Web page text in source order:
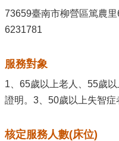
73659臺南市柳營區篤農
6231781
服務對象
1、65歲以上老人、55歲
證明。3、50歲以上失智症
核定服務人數(床位)